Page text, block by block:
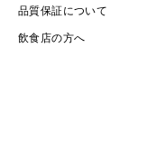
品質保証について
飲食店の方へ